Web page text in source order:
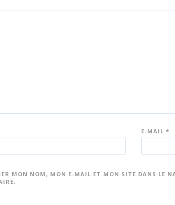
E-MAIL *
MON NOM, MON E-MAIL ET MON SITE DANS LE